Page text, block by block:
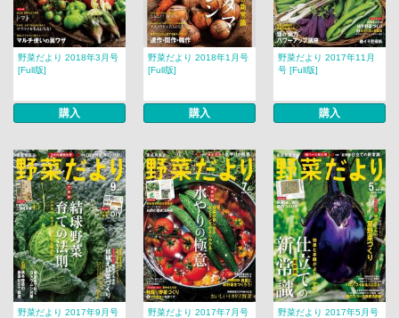
野菜だより 2018年3月号
[Full版]
購入
野菜だより 2018年1月号
[Full版]
購入
野菜だより 2017年11月
号 [Full版]
購入
野菜だより 2017年9月号
野菜だより 2017年7月号
野菜だより 2017年5月号